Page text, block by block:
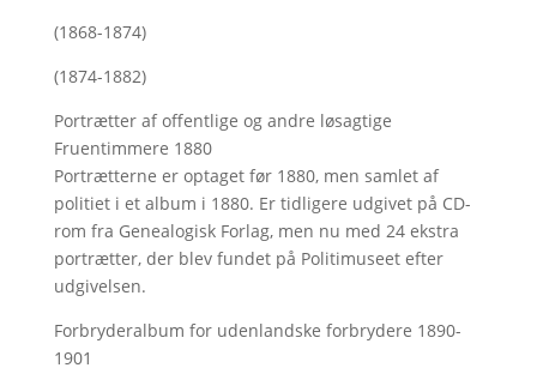
(1868-1874)
(1874-1882)
Portrætter af offentlige og andre løsagtige
Fruentimmere 1880
Portrætterne er optaget før 1880, men samlet af
politiet i et album i 1880. Er tidligere udgivet på CD-
rom fra Genealogisk Forlag, men nu med 24 ekstra
portrætter, der blev fundet på Politimuseet efter
udgivelsen.
Forbryderalbum for udenlandske forbrydere 1890-
1901